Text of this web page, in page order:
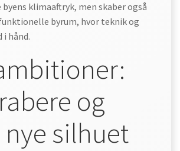
klimaaftryk, men skaber også
byrum, hvor teknik og
hånd.
og
nye silhuet